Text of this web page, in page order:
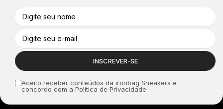
Aceito receber conteúdos da ironbag Sneakers e
concordo com a Política de Privacidade